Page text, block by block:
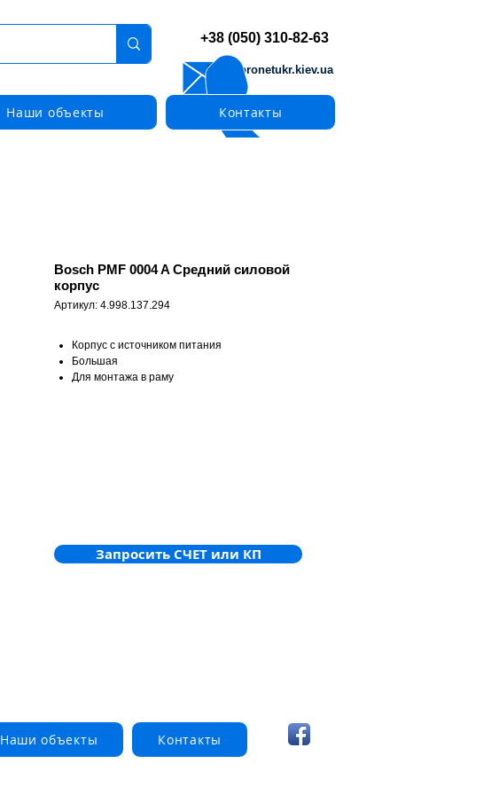
info@pronetukr.kiev.ua
+38 (050) 310-82-63
Наши объекты Контакты
Bosch PMF 0004 A Средний силовой
корпус
Артикул: 4.998.137.294
Корпус с источником питания
Большая
Для монтажа в раму
Запросить СЧЕТ или КП
Наши объекты Контакты